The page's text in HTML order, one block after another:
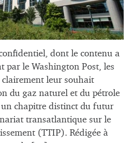
dont le contenu a
par le Washington Post, les
leur souhait
du gaz naturel et du pétrole
un chapitre distinct du futur
transatlantique sur le
(TTIP). Rédigée à